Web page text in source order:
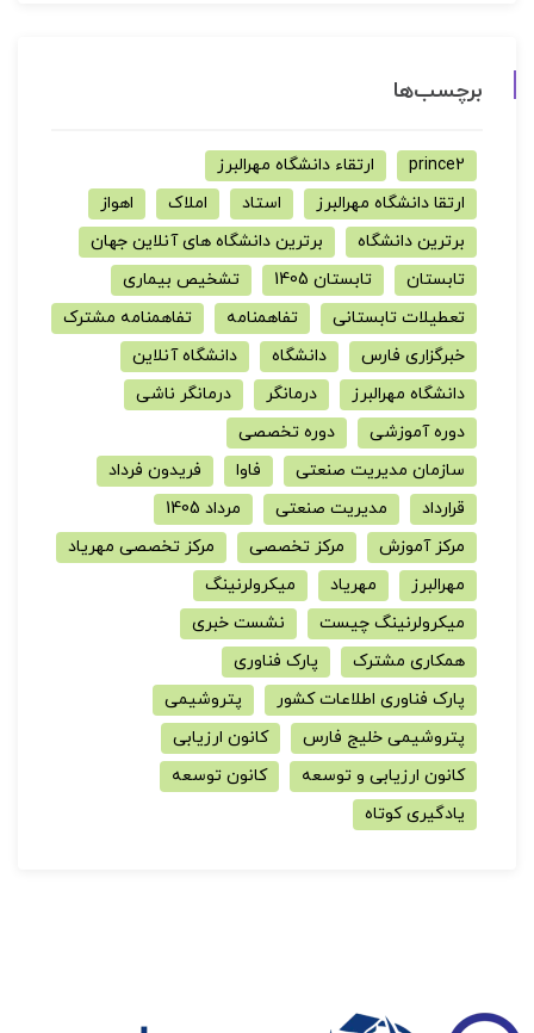
برچسب‌ها
prince2
ارتقاء دانشگاه مهرالبرز
ارتقا دانشگاه مهرالبرز
استاد املاک
اهواز
برترین دانشگاه
برترین دانشگاه های آنلاین جهان
تابستان
تابستان 1405
تشخیص بیماری
تعطیلات تابستانی
تفاهمنامه
تفاهمنامه مشترک
خبرگزاری فارس
دانشگاه
دانشگاه آنلاین
دانشگاه مهرالبرز
درمانگر
درمانگر ناشی
دوره آموزشی
دوره تخصصی
سازمان مدیریت صنعتی
فاوا
فریدون فرداد
قرارداد
مدیریت صنعتی
مرداد 1405
مرکز آموزش
مرکز تخصصی
مرکز تخصصی مهریاد
مهرالبرز
مهریاد
میکرولرنینگ
میکرولرنینگ چیست
نشست خبری
همکاری مشترک
پارک فناوری
پارک فناوری اطلاعات کشور
پتروشیمی
پتروشیمی خلیج فارس
کانون ارزیابی
کانون ارزیابی و توسعه
کانون توسعه
یادگیری کوتاه